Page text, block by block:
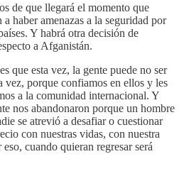
de que llegará el momento que
haber amenazas a la seguridad por
Y habrá otra decisión de
a Afganistán.
que esta vez, la gente puede no ser
vez, porque confiamos en ellos y les
a la comunidad internacional. Y
nos abandonaron porque un hombre
se atrevió a desafiar o cuestionar
con nuestras vidas, con nuestra
cuando quieran regresar será